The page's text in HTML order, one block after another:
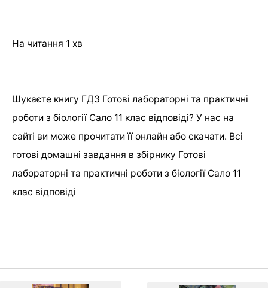
На читання 1 хв
Шукаєте книгу ГДЗ Готові лабораторні та практичні
роботи з біології Сало 11 клас відповіді? У нас на
сайті ви може прочитати її онлайн або скачати. Всі
готові домашні завдання в збірнику Готові
лабораторні та практичні роботи з біології Сало 11
клас відповіді